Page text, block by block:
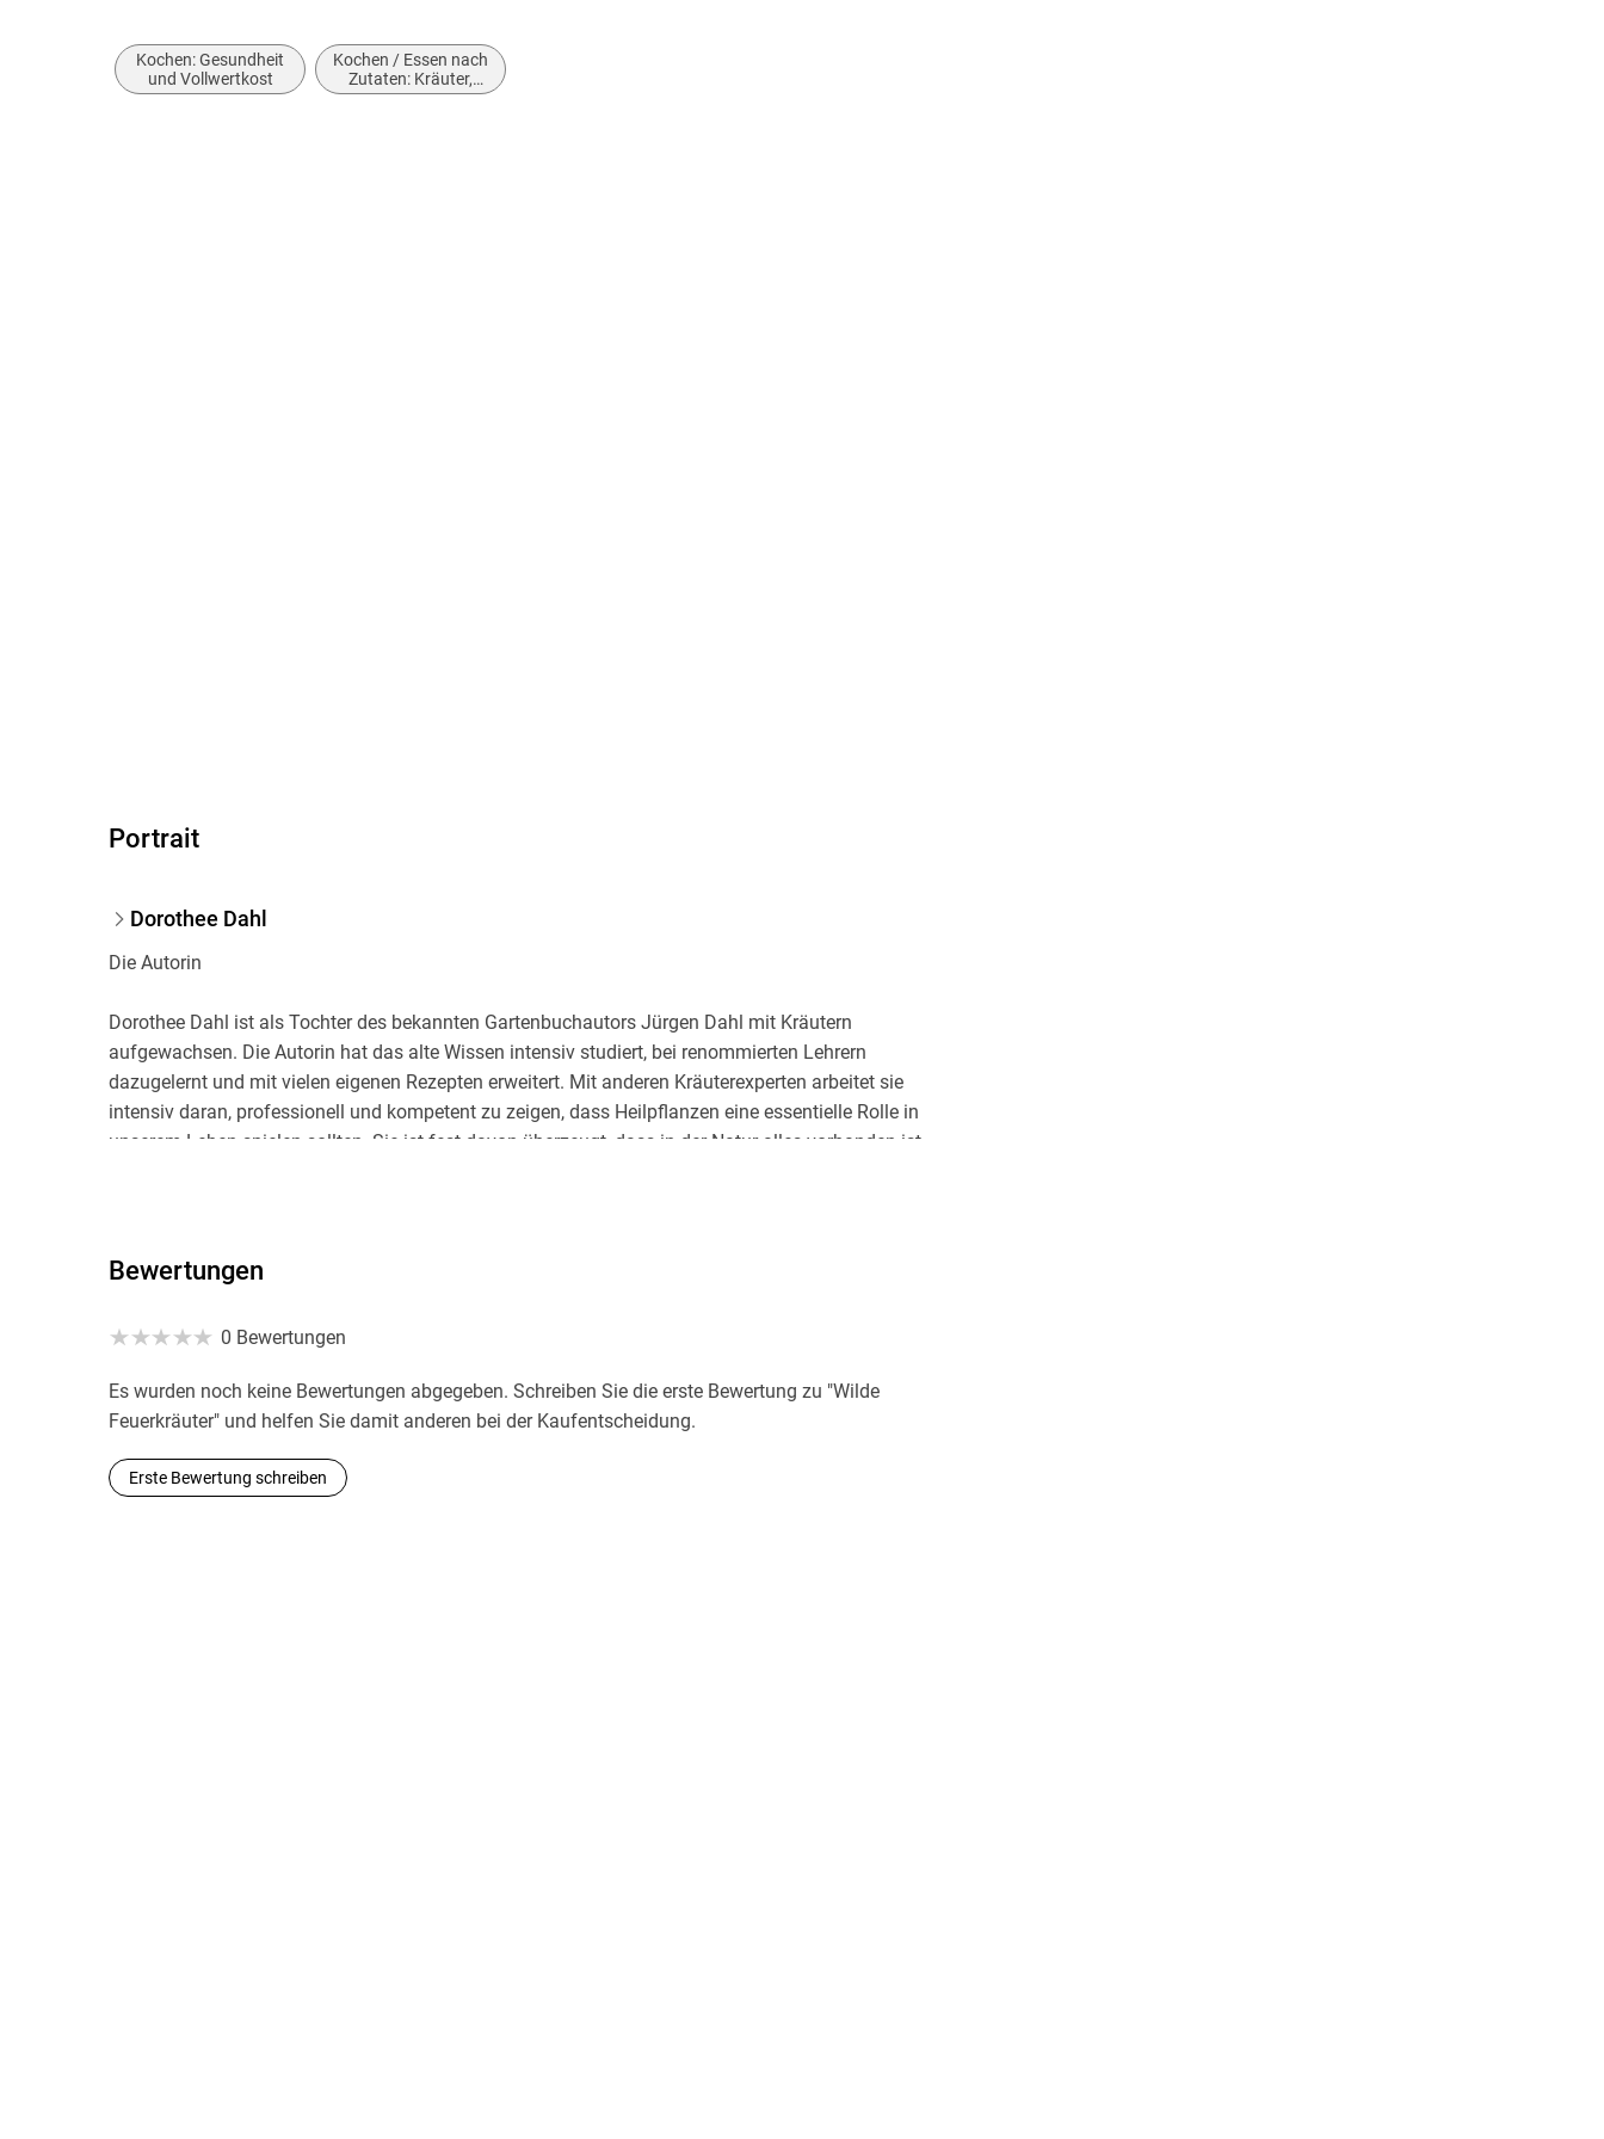
Kochen: Gesundheit
und Vollwertkost
Kochen / Essen nach
Zutaten: Kräuter,
Gewürze, Öl und
Portrait
Dorothee Dahl
Die Autorin
Dorothee Dahl ist als Tochter des bekannten Gartenbuchautors Jürgen Dahl mit Kräutern
aufgewachsen. Die Autorin hat das alte Wissen intensiv studiert, bei renommierten Lehrern
dazugelernt und mit vielen eigenen Rezepten erweitert. Mit anderen Kräuterexperten arbeitet sie
intensiv daran, professionell und kompetent zu zeigen, dass Heilpflanzen eine essentielle Rolle in
unserem Leben spielen sollten. Sie ist fest davon überzeugt, dass in der Natur alles vorhanden ist,
Die Fotos zu diesem Buch hat die bekannte Foodfotografin und Bloggerin Janine Hegendorf
Instagram Account großes Interesse.
Bewertungen
0 Bewertungen
Es wurden noch keine Bewertungen abgegeben. Schreiben Sie die erste Bewertung zu "Wilde
Feuerkräuter" und helfen Sie damit anderen bei der Kaufentscheidung.
Erste Bewertung schreiben